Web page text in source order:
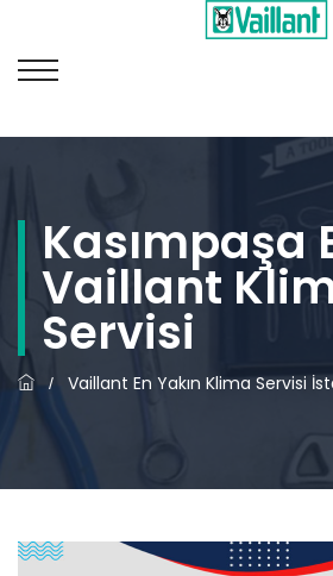
Kasımpaşa
Vaillant
Servisi
/ Vaillant En Yakın Klima Servisi